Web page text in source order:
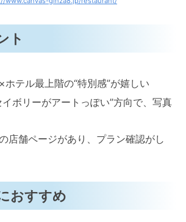
ト
ホテル最上階の“特別感”が嬉しい
ボリーがアートっぽい”方向で、写真
店舗ページがあり、プラン確認がし
おすすめ